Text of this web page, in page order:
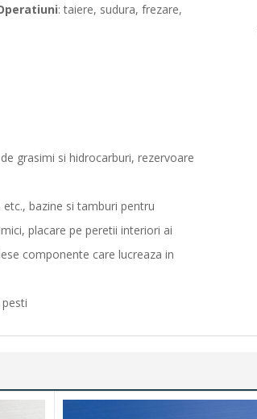
: taiere, sudura, frezare,
grasimi si hidrocarburi, rezervoare
bazine si tamburi pentru
placare pe peretii interiori ai
componente care lucreaza in